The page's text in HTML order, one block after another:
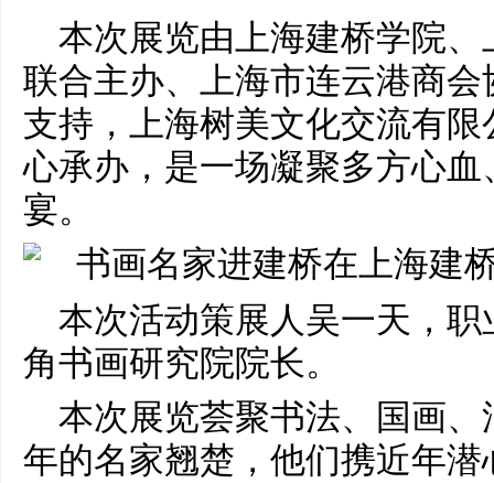
本次展览由上海建桥学院
联合主办、上海市连云港商
支持，上海树美文化交流有
心承办，是一场凝聚多方心
宴。
本次活动策展人吴一天，
角书画研究院院长。
本次展览荟聚书法、国画
年的名家翘楚，他们携近年